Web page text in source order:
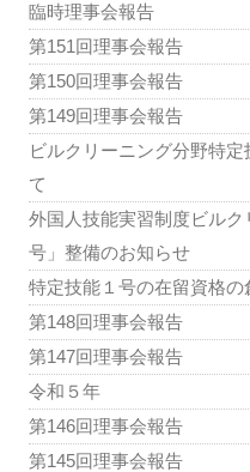
臨時理事会報告
第151回理事会報告
第150回理事会報告
第149回理事会報告
ビルクリーニング分野特
て
外国人技能実習制度ビル
号」整備のお知らせ
特定技能１号の在留資格の
第148回理事会報告
第147回理事会報告
令和５年
第146回理事会報告
第145回理事会報告